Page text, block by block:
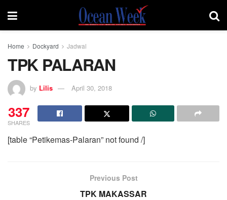
Home Dockyard Jadwal
TPK PALARAN
by Lilis April 30, 2018
337
SHARES
[table “Petikemas-Palaran” not found /]
Previous Post
TPK MAKASSAR